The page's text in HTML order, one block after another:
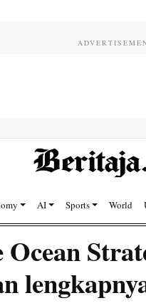
AI Sports World